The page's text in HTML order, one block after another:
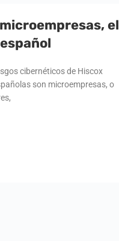
el
cibernéticos de Hiscox
son microempresas, o